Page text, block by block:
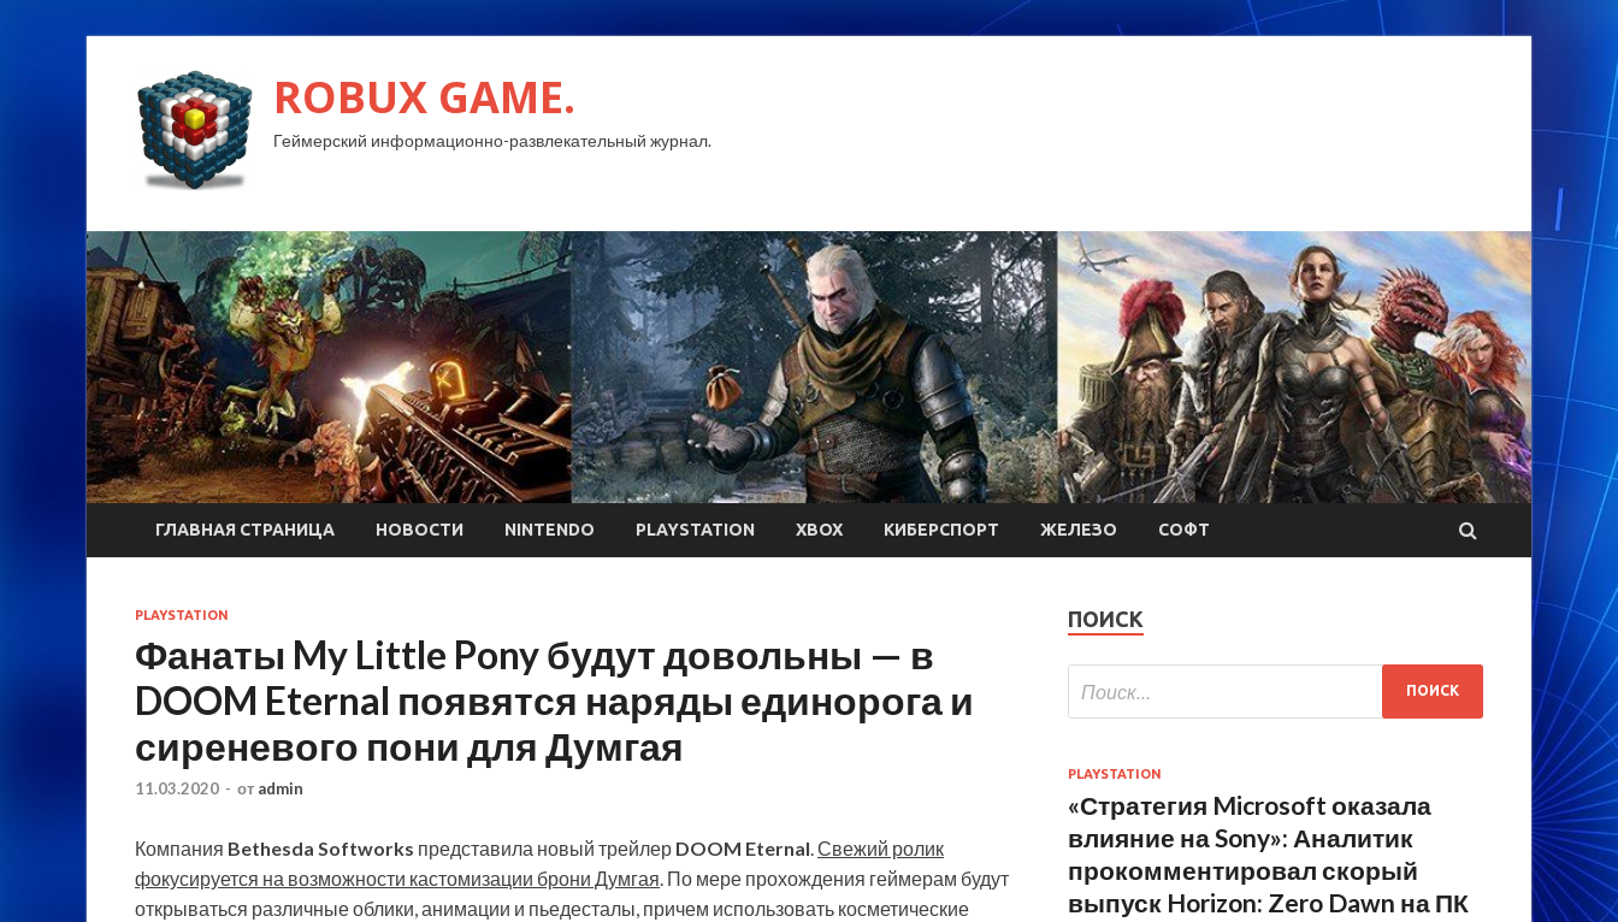
ROBUX GAME.
Геймерский информационно-развлекательный журнал.
ГЛАВНАЯ СТРАНИЦА НОВОСТИ NINTENDO PLAYSTATION XBOX КИБЕРСПОРТ ЖЕЛЕЗО СОФТ
PLAYSTATION
Фанаты My Little Pony будут довольны — в
DOOM Eternal появятся наряды единорога и
сиреневого пони для Думгая
11.03.2020 - от admin
Компания Bethesda Softworks представила новый трейлер DOOM Eternal.Свежий ролик
фокусируется на возможности кастомизации брони Думгая. По мере прохождения геймерам будут
открываться различные облики, анимации и пьедесталы, причем использовать косметические
ПОИСК
PLAYSTATION
«Стратегия Microsoft оказала
влияние на Sony»: Аналитик
прокомментировал скорый
выпуск Horizon: Zero Dawn на ПК